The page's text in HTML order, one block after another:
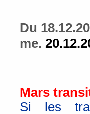
Du
me.
Mars
Si les